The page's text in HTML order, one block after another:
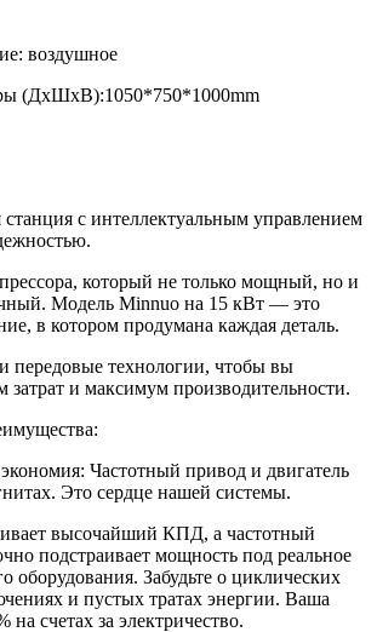
воздушное
(ДхШхВ):1050*750*1000mm
станция с интеллектуальным управлением
который не только мощный, но и
Модель Minnuo на 15 кВт — это
в котором продумана каждая деталь.
передовые технологии, чтобы вы
и максимум производительности.
Частотный привод и двигатель
Это сердце нашей системы.
высочайший КПД, а частотный
подстраивает мощность под реальное
оборудования. Забудьте о циклических
и пустых тратах энергии. Ваша
счетах за электричество.